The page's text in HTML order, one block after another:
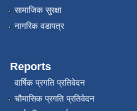
सामाजिक सुरक्षा
नागरिक वडापत्र
Reports
वार्षिक प्रगति प्रतिवेदन
चौमासिक प्रगति प्रतिवेदन